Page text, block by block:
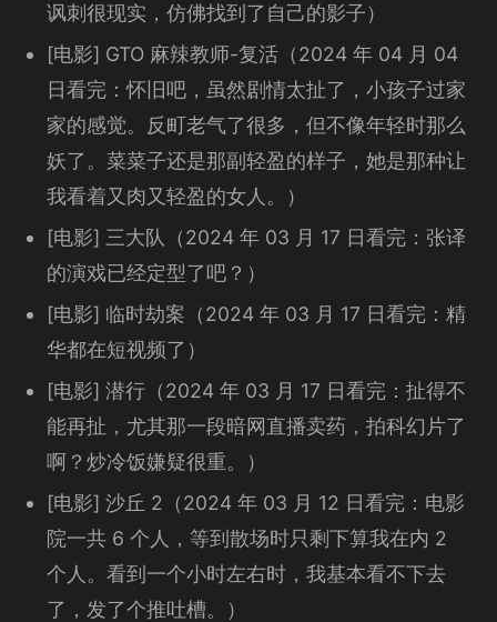
讽刺很现实，仿佛找到了自己的影子）
[电影] GTO 麻辣教师-复活（2024 年 04 月 04
日看完：怀旧吧，虽然剧情太扯了，小孩子过家
家的感觉。反町老气了很多，但不像年轻时那么
妖了。菜菜子还是那副轻盈的样子，她是那种让
我看着又肉又轻盈的女人。）
[电影] 三大队（2024 年 03 月 17 日看完：张译
的演戏已经定型了吧？）
[电影] 临时劫案（2024 年 03 月 17 日看完：精
华都在短视频了）
[电影] 潜行（2024 年 03 月 17 日看完：扯得不
能再扯，尤其那一段暗网直播卖药，拍科幻片了
啊？炒冷饭嫌疑很重。）
[电影] 沙丘 2（2024 年 03 月 12 日看完：电影
院一共 6 个人，等到散场时只剩下算我在内 2
个人。看到一个小时左右时，我基本看不下去
了，发了个推吐槽。）